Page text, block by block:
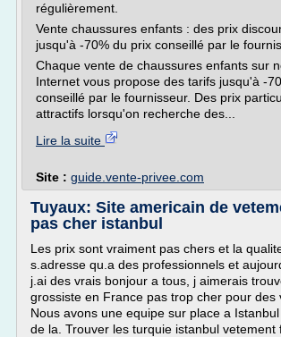
régulièrement.
Vente chaussures enfants : des prix
jusqu'à -70% du prix conseillé par le
Chaque vente de chaussures enfants sur
Internet vous propose des tarifs jusqu'à -
conseillé par le fournisseur. Des prix
attractifs lorsqu'on recherche des...
Lire la suite
Site : guide.vente-privee.com
Tuyaux: Site americain de
pas cher istanbul
Les prix sont vraiment pas chers et la
s.adresse qu.a des professionnels et
j.ai des vrais bonjour a tous, j aimerais
grossiste en France pas trop cher pour des
Nous avons une equipe sur place a
de la. Trouver les turquie istanbul vetement